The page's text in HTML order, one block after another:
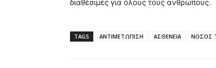
διαθέσιμες για όλους τους ανθρώπους.
TAGS ΑΝΤΙΜΕΤΩΠΙΣΗ ΑΣΘΕΝΕΙΑ ΝΟΣΟΣ